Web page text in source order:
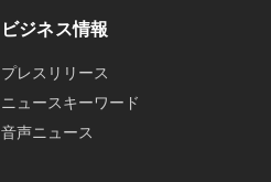
ビジネス情報
プレスリリース
ニュースキーワード
音声ニュース